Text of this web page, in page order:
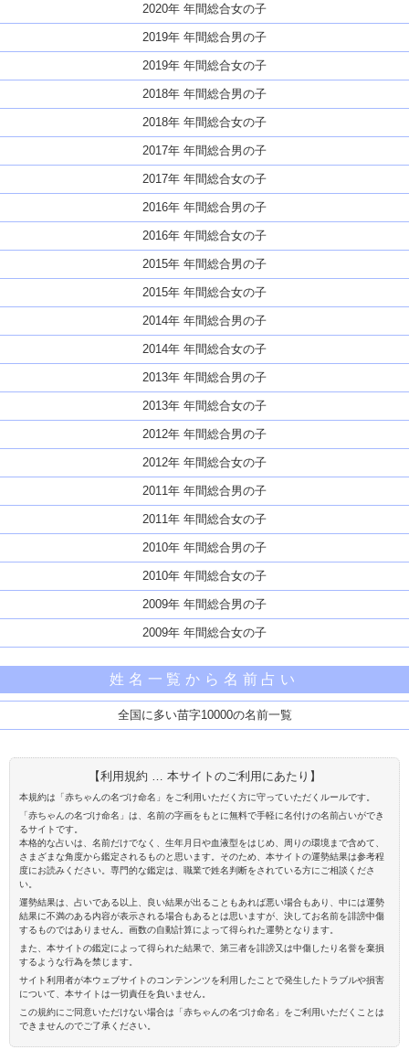
2020年 年間総合女の子
2019年 年間総合男の子
2019年 年間総合女の子
2018年 年間総合男の子
2018年 年間総合女の子
2017年 年間総合男の子
2017年 年間総合女の子
2016年 年間総合男の子
2016年 年間総合女の子
2015年 年間総合男の子
2015年 年間総合女の子
2014年 年間総合男の子
2014年 年間総合女の子
2013年 年間総合男の子
2013年 年間総合女の子
2012年 年間総合男の子
2012年 年間総合女の子
2011年 年間総合男の子
2011年 年間総合女の子
2010年 年間総合男の子
2010年 年間総合女の子
2009年 年間総合男の子
2009年 年間総合女の子
姓名一覧から名前占い
全国に多い苗字10000の名前一覧
【利用規約 … 本サイトのご利用にあたり】
本規約は「赤ちゃんの名づけ命名」をご利用いただく方に守っていただくルールです。
「赤ちゃんの名づけ命名」は、名前の字画をもとに無料で手軽に名付けの名前占いができ
るサイトです。
本格的な占いは、名前だけでなく、生年月日や血液型をはじめ、周りの環境まで含めて、
さまざまな角度から鑑定されるものと思います。そのため、本サイトの運勢結果は参考程
度にお読みください。専門的な鑑定は、職業で姓名判断をされている方にご相談くださ
い。
運勢結果は、占いである以上、良い結果が出ることもあれば悪い場合もあり、中には運勢
結果に不満のある内容が表示される場合もあるとは思いますが、決してお名前を誹謗中傷
するものではありません。画数の自動計算によって得られた運勢となります。
また、本サイトの鑑定によって得られた結果で、第三者を誹謗又は中傷したり名誉を棄損
するような行為を禁じます。
サイト利用者が本ウェブサイトのコンテンンツを利用したことで発生したトラブルや損害
について、本サイトは一切責任を負いません。
この規約にご同意いただけない場合は「赤ちゃんの名づけ命名」をご利用いただくことは
できませんのでご了承ください。